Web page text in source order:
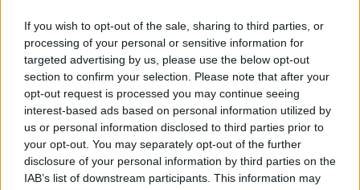
If you wish to opt-out of the sale, sharing to third parties, or
processing of your personal or sensitive information for
targeted advertising by us, please use the below opt-out
section to confirm your selection. Please note that after your
opt-out request is processed you may continue seeing
interest-based ads based on personal information utilized by
us or personal information disclosed to third parties prior to
your opt-out. You may separately opt-out of the further
disclosure of your personal information by third parties on the
IAB’s list of downstream participants. This information may
Υπευθυνότητα, οργανωτικότητα και ομαδικό πνεύμα
Ικανότητα εργασίας υπό πίεση
Παροχές
Δυνατότητα παροχής διαμονής σε δίκλινο δωμάτιο